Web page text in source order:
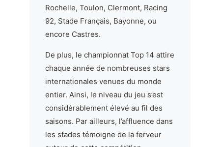
Rochelle, Toulon, Clermont, Racing
92, Stade Français, Bayonne, ou
encore Castres.
De plus, le championnat Top 14 attire
chaque année de nombreuses stars
internationales venues du monde
entier. Ainsi, le niveau du jeu s’est
considérablement élevé au fil des
saisons. Par ailleurs, l’affluence dans
les stades témoigne de la ferveur